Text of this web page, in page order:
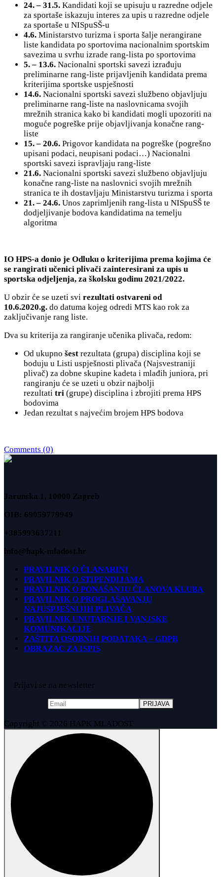
24. – 31.5. Kandidati koji se upisuju u razredne odjele
za sportaše iskazuju interes za upis u razredne odjele
za sportaše u NISpuSŠ-u
4.6. Ministarstvo turizma i sporta šalje nerangirane
liste kandidata po sportovima nacionalnim sportskim
savezima u svrhu izrade rang-lista po sportovima
5. – 13.6. Nacionalni sportski savezi izrađuju
preliminarne rang-liste prijavljenih kandidata prema
kriterijima sportske uspješnosti
14.6. Nacionalni sportski savezi službeno objavljuju
preliminarne rang-liste na naslovnicama svojih
mrežnih stranica kako bi kandidati mogli upozoriti na
moguće pogreške prije objavljivanja konačne rang-
liste
15. – 20.6. Prigovor kandidata na pogreške (pogrešno
upisani podaci, neupisani podaci…) Nacionalni
sportski savezi ispravljaju rang-liste
21.6. Nacionalni sportski savezi službeno objavljuju
konačne rang-liste na naslovnici svojih mrežnih
stranica te ih dostavljaju Ministarstvu turizma i sporta
21. – 24.6. Unos zaprimljenih rang-lista u NISpuSŠ te
dodjeljivanje bodova kandidatima na temelju
algoritma
IO HPS-a donio je Odluku o kriterijima prema kojima će
se rangirati učenici plivači zainteresirani za upis u
sportska odjeljenja, za školsku godinu 2021/2022.
U obzir će se uzeti svi rezultati ostvareni od
10.6.2020.g. do datuma kojeg odredi MTS kao rok za
zaključivanje rang liste.
Dva su kriterija za rangiranje učenika plivača, redom:
Od ukupno šest rezultata (grupa) disciplina koji se
boduju u Listi uspješnosti plivača (Najsvestraniji
plivač) za dobne skupine kadeta i mlađih juniora, pri
rangiranju će se uzeti u obzir najbolji
rezultati tri (grupe) disciplina i zbrojiti prema HPS
bodovima
Jedan rezultat s najvećim brojem HPS bodova
Comments (0)
Jarunska 1, 10000 Zagreb
OIB: 69059779949
+385993637211
info@hapk-mladost.hr
PRAVILNIK O ČLANARINI
PRAVILNIK O STIPENDIJAMA
PRAVILNIK O PONAŠANJU ČLANOVA KLUBA
PRAVILNIK O PROGLAŠAVANJU
NAJUSPJEŠNIJIH PLIVAČA
PRAVILNIK UNUTARNJE I VANJSKE
KOMUNIKACIJE
ZAŠTITA OSOBNIH PODATAKA – GDPR
OBRAZAC ZA ISPIS
Prijavi se na newsletter
Copyright © 2026 HAPK MLADOST